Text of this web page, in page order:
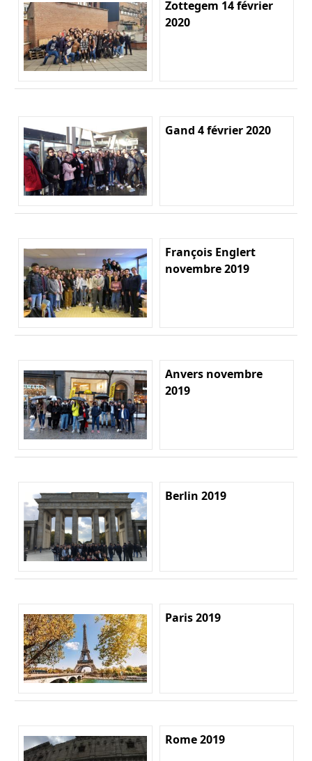
Zottegem 14 février
2020
Gand 4 février 2020
François Englert
novembre 2019
Anvers novembre
2019
Berlin 2019
Paris 2019
Rome 2019